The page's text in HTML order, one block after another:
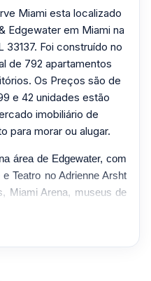
Miami esta localizado
Edgewater em Miami na
33137. Foi construído no
de 792 apartamentos
Os Preços são de
e 42 unidades estão
imobiliário de
para morar ou alugar.
área de Edgewater, com
Teatro no Adrienne Arsht
Miami Arena, museus de